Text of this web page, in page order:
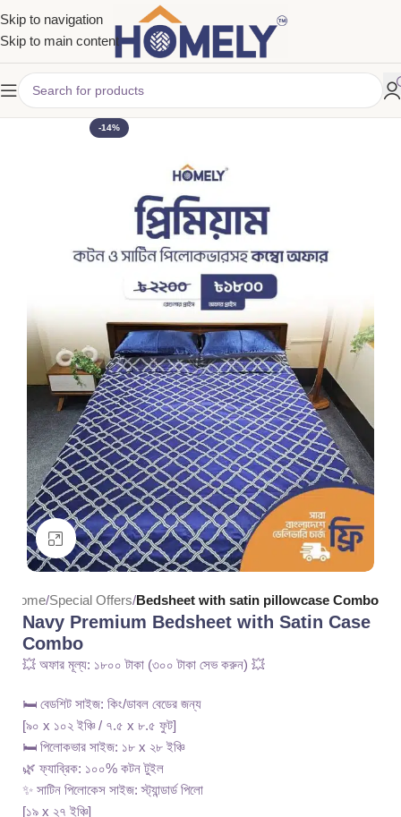
Skip to navigation
Skip to main content
-14%
Click to enlarge
Home Special Offers Bedsheet with satin pillowcase Combo
Navy Premium Bedsheet with Satin Case
Combo
💥 অফার মূল্য: ১৮০০ টাকা (৩০০ টাকা সেভ করুন) 💥
🛏️ বেডশিট সাইজ: কিং/ডাবল বেডের জন্য
[৯০ x ১০২ ইঞ্চি / ৭.৫ x ৮.৫ ফুট]
🛏️ পিলোকভার সাইজ: ১৮ x ২৮ ইঞ্চি
🌿 ফ্যাব্রিক: ১০০% কটন টুইল
✨ সাটিন পিলোকেস সাইজ: স্ট্যান্ডার্ড পিলো
[১৯ x ২৭ ইঞ্চি]